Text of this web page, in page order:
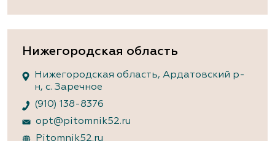
Нижегородская область
Нижегородская область, Ардатовский р-
н, с. Заречное
(910) 138-8376
opt@pitomnik52.ru
Pitomnik52.ru